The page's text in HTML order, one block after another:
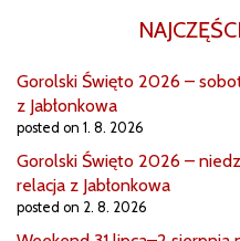
Gorolski Święto 2026 –
z Jabłonkowa
posted on 1. 8. 2026
Gorolski Święto 2026 –
relacja z Jabłonkowa
posted on 2. 8. 2026